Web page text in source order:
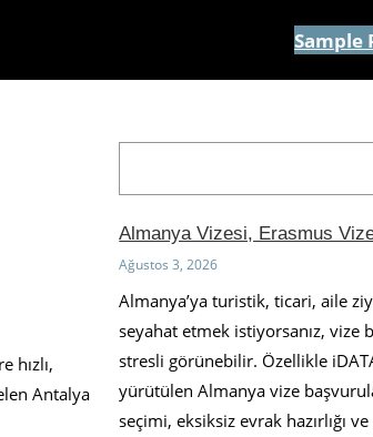
Sample
hızlı,
Antalya
Almanya Vizesi, Erasmus
Ağustos 3, 2026
Almanya’ya turistik, ticari, aile
seyahat etmek istiyorsanız, vize
stresli görünebilir. Özellikle
yürütülen Almanya vize
seçimi, eksiksiz evrak hazırlığı